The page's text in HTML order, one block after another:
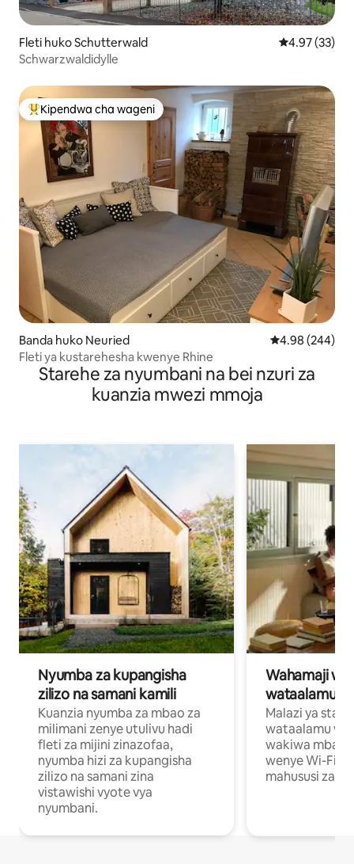
Fleti huko Schutterwald Ukadiriaji wa
4.97 (33)
Schwarzwaldidylle
Kipendwa maarufu cha wageni
Kipendwa cha wageni
Banda huko Neuried Ukadiriaji wa
4.98 (244)
Fleti ya kustarehesha kwenye Rhine
Starehe za nyumbani na bei nzuri za
kuanzia mwezi mmoja
Nyumba za kupangisha
zilizo na samani kamili
Kuanzia nyumba za mbao za
milimani zenye utulivu hadi
fleti za mijini zinazofaa,
nyumba hizi za kupangisha
zilizo na samani zina
vistawishi vyote vya
nyumbani.
Wahamaji
wataalamu
Malazi ya
wataalamu
wakiwa mbali
wenye Wi-Fi
mahususi za